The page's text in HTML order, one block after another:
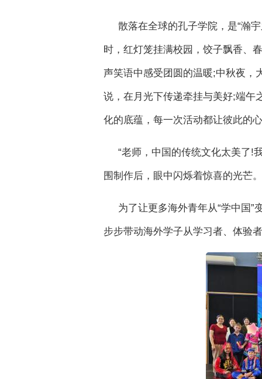
散落在全球的孔子学院，是“瀚
时，红灯笼挂满校园，饺子飘香、
声笑语中感受团圆的温暖;中秋夜，
说，在月光下传递牵挂与美好;端午
化的底蕴，每一次活动都让彼此的
“老师，中国的传统文化太美了!
围制作后，眼中闪烁着惊喜的光芒。
为了让更多海外青年从“学中国”
步步带动海外学子从学习者、体验